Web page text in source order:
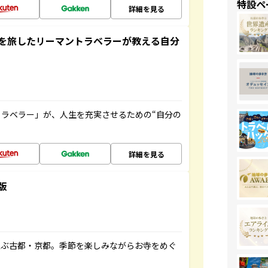
詳細を見る
したリーマントラベラーが教える自分
ベラー」が、人生を充実させるための“自分の
詳細を見る
古都・京都。季節を楽しみながらお寺をめぐ
特設